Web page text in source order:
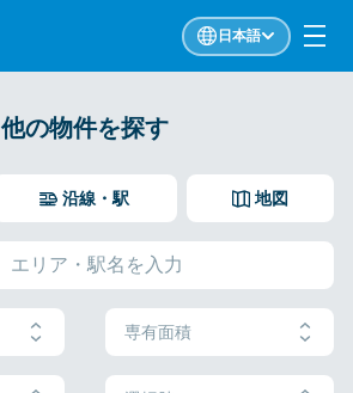
日本語
他の物件を探す
地図
沿線・駅
専有面積